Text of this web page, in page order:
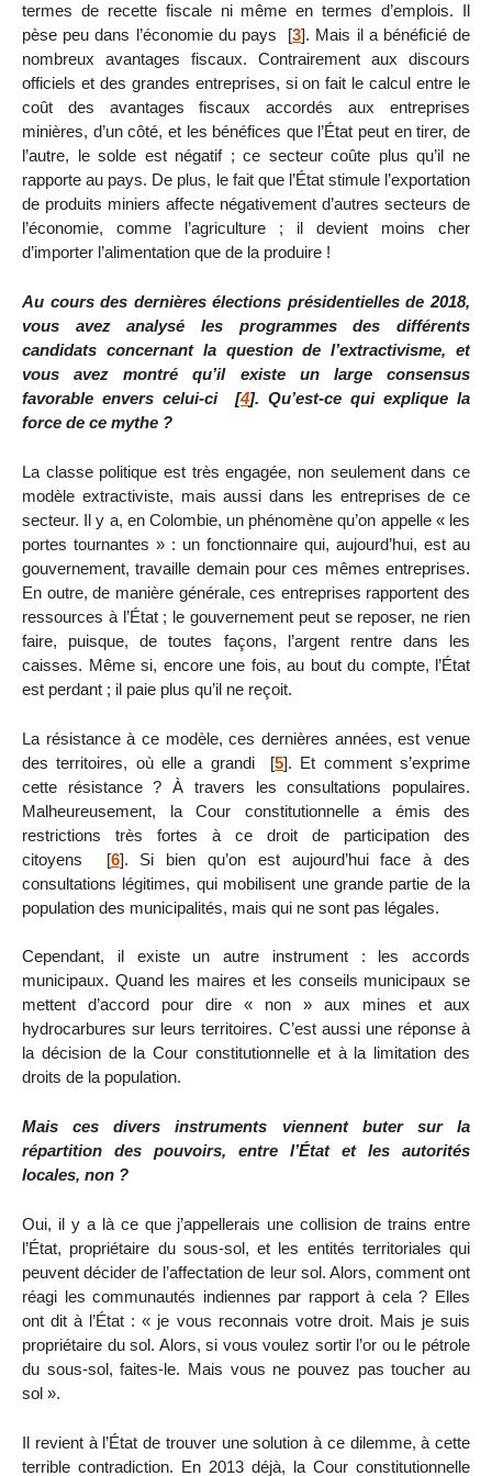
termes de recette fiscale ni même en termes d’emplois. Il
pèse peu dans l’économie du pays
[3]. Mais il a bénéficié de
nombreux avantages fiscaux. Contrairement aux discours
officiels et des grandes entreprises, si on fait le calcul entre le
coût des avantages fiscaux accordés aux entreprises
minières, d’un côté, et les bénéfices que l’État peut en tirer, de
l’autre, le solde est négatif ; ce secteur coûte plus qu’il ne
rapporte au pays. De plus, le fait que l’État stimule l’exportation
de produits miniers affecte négativement d’autres secteurs de
l’économie, comme l’agriculture ; il devient moins cher
d’importer l’alimentation que de la produire !
Au cours des dernières élections présidentielles de 2018,
vous avez analysé les programmes des différents
candidats concernant la question de l’extractivisme, et
vous avez montré qu’il existe un large consensus
favorable envers celui-ci
[4]. Qu’est-ce qui explique la
force de ce mythe ?
La classe politique est très engagée, non seulement dans ce
modèle extractiviste, mais aussi dans les entreprises de ce
secteur. Il y a, en Colombie, un phénomène qu’on appelle « les
portes tournantes » : un fonctionnaire qui, aujourd’hui, est au
gouvernement, travaille demain pour ces mêmes entreprises.
En outre, de manière générale, ces entreprises rapportent des
ressources à l’État ; le gouvernement peut se reposer, ne rien
faire, puisque, de toutes façons, l’argent rentre dans les
caisses. Même si, encore une fois, au bout du compte, l’État
est perdant ; il paie plus qu’il ne reçoit.
La résistance à ce modèle, ces dernières années, est venue
des territoires, où elle a grandi
[5]. Et comment s’exprime
cette résistance ? À travers les consultations populaires.
Malheureusement, la Cour constitutionnelle a émis des
restrictions très fortes à ce droit de participation des
citoyens
[6]. Si bien qu’on est aujourd’hui face à des
consultations légitimes, qui mobilisent une grande partie de la
population des municipalités, mais qui ne sont pas légales.
Cependant, il existe un autre instrument : les accords
municipaux. Quand les maires et les conseils municipaux se
mettent d’accord pour dire « non » aux mines et aux
hydrocarbures sur leurs territoires. C’est aussi une réponse à
la décision de la Cour constitutionnelle et à la limitation des
droits de la population.
Mais ces divers instruments viennent buter sur la
répartition des pouvoirs, entre l’État et les autorités
locales, non ?
Oui, il y a là ce que j’appellerais une collision de trains entre
l’État, propriétaire du sous-sol, et les entités territoriales qui
peuvent décider de l’affectation de leur sol. Alors, comment ont
réagi les communautés indiennes par rapport à cela ? Elles
ont dit à l’État : « je vous reconnais votre droit. Mais je suis
propriétaire du sol. Alors, si vous voulez sortir l’or ou le pétrole
du sous-sol, faites-le. Mais vous ne pouvez pas toucher au
sol ».
Il revient à l’État de trouver une solution à ce dilemme, à cette
terrible contradiction. En 2013 déjà, la Cour constitutionnelle